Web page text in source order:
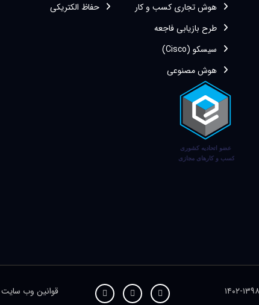
حفاظ الکتریکی
هوش تجاری کسب و کار
طرح بازیابی فاجعه
سیسکو (Cisco)
هوش مصنوعی
قوانین وب سایت